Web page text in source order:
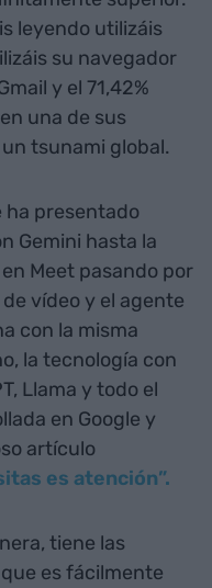
leyendo utilizáis
su navegador
y el 71,42%
una de sus
tsunami global.
ha presentado
Gemini hasta la
Meet pasando por
vídeo y el agente
con la misma
la tecnología con
Llama y todo el
en Google y
artículo
es atención”.
tiene las
es fácilmente